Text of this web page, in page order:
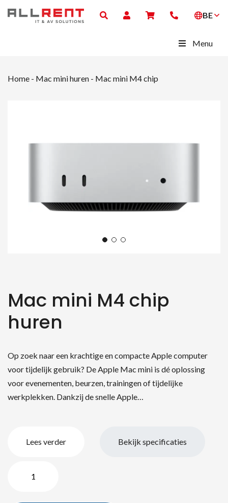
BE
Menu
Home - Mac mini huren - Mac mini M4 chip
Mac mini M4 chip
huren
Op zoek naar een krachtige en compacte Apple computer
voor tijdelijk gebruik? De Apple Mac mini is dé oplossing
voor evenementen, beurzen, trainingen of tijdelijke
werkplekken. Dankzij de snelle Apple…
Lees verder Bekijk specificaties